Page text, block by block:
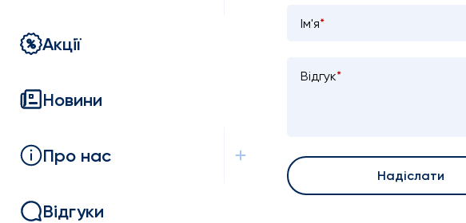
Акції
Новини
Про нас
Відгуки
Ім'я*
Відгук*
Надіслати